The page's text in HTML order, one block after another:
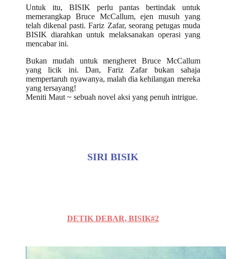
Untuk itu, BISIK perlu pantas bertindak untuk
memerangkap Bruce McCallum, ejen musuh yang
telah dikenal pasti. Fariz Zafar, seorang petugas muda
BISIK diarahkan untuk melaksanakan operasi yang
mencabar ini.
Bukan mudah untuk mengheret Bruce McCallum
yang licik ini. Dan, Fariz Zafar bukan sahaja
mempertaruh nyawanya, malah dia kehilangan mereka
yang tersayang!
Meniti Maut ~ sebuah novel aksi yang penuh intrigue.
SIRI BISIK
DETIK DEBAR, BISIK#2